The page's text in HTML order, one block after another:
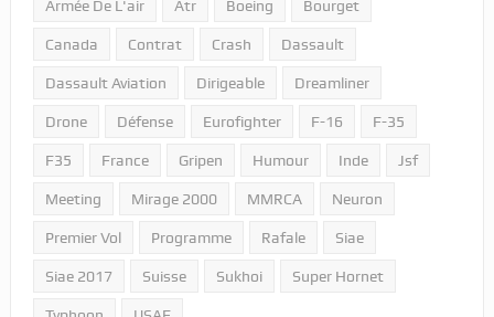
Armée De L'air Atr Boeing Bourget
Canada Contrat Crash Dassault
Dassault Aviation Dirigeable Dreamliner
Drone Défense Eurofighter F-16 F-35
F35 France Gripen Humour Inde Jsf
Meeting Mirage 2000 MMRCA Neuron
Premier Vol Programme Rafale Siae
Siae 2017 Suisse Sukhoi Super Hornet